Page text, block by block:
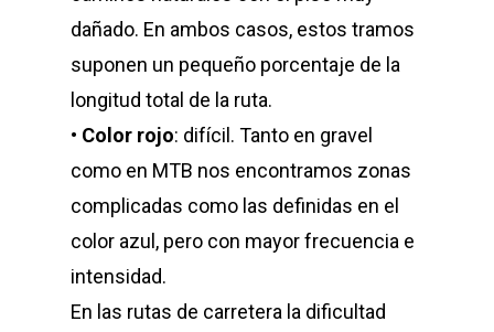
dañado. En ambos casos, estos tramos
suponen un pequeño porcentaje de la
longitud total de la ruta.
• Color rojo: difícil. Tanto en gravel
como en MTB nos encontramos zonas
complicadas como las definidas en el
color azul, pero con mayor frecuencia e
intensidad.
En las rutas de carretera la dificultad